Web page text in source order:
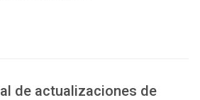
de actualizaciones de